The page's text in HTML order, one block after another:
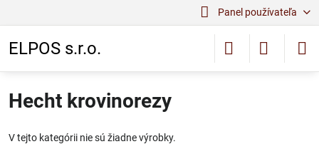
Panel používateľa
ELPOS s.r.o.
Hecht krovinorezy
V tejto kategórii nie sú žiadne výrobky.